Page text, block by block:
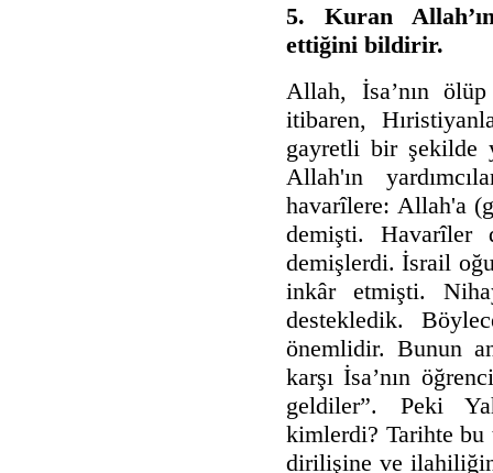
5. Kuran Allah’ın
ettiğini bildirir.
Allah, İsa’nın
itibaren,
gayretli bir şekilde
Allah'ın
havarîlere: Allah'a
demişti. Havarîler
demişlerdi. İsrail
inkâr etmişti.
destekledik.
önemlidir. Bunun
karşı İsa’nın
geldiler”. Peki
kimlerdi? Tarihte bu
dirilişine ve